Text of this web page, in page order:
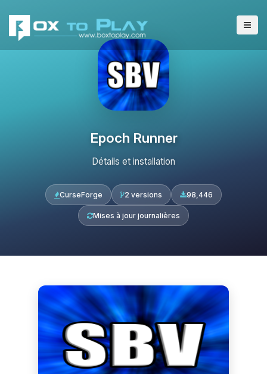
Epoch Runner
Détails et installation
CurseForge 2 versions 98,446
Mises à jour journalières